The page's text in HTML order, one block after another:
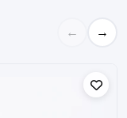
← →